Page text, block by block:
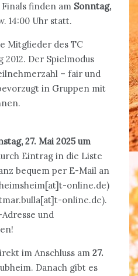
finden am Sonntag,
14:00 Uhr statt.
Mitglieder des TC
2012. Der Spielmodus
– fair und
in Gruppen mit
27. Mai 2025 um
Eintrag in die Liste
bequem per E-Mail an
online.de)
online.de).
und
im Anschluss am 27.
Danach gibt es